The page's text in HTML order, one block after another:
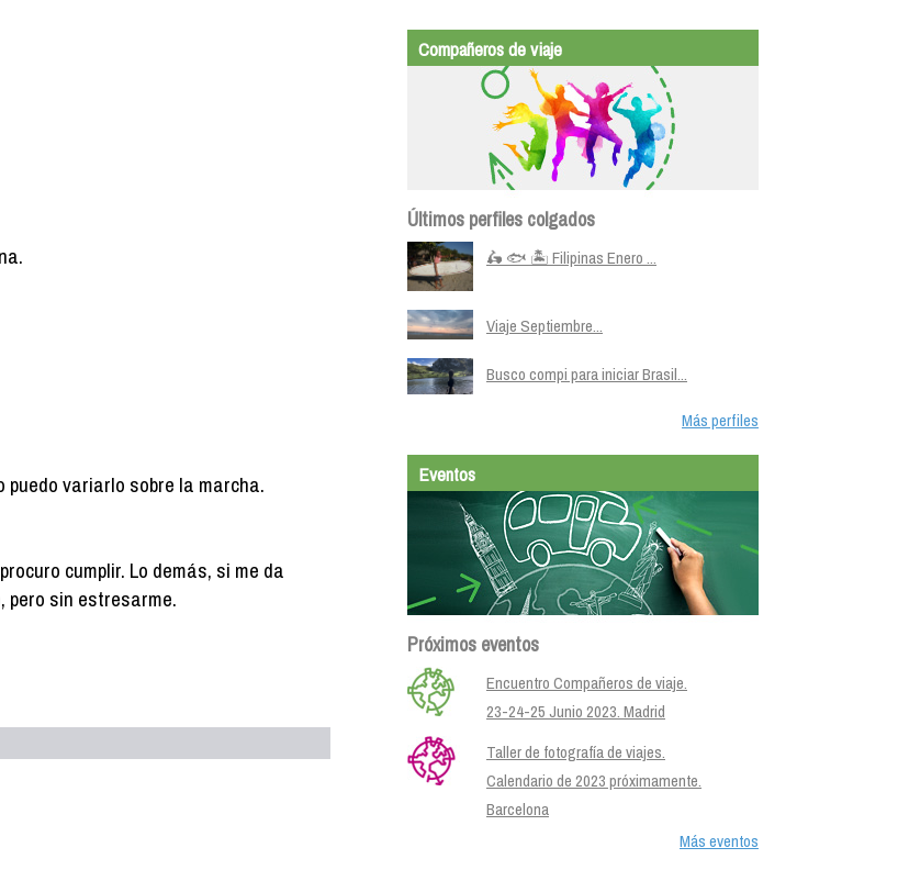
variarlo sobre la marcha.
cumplir. Lo demás, si me da
pero sin estresarme.
Compañeros de viaje
Últimos perfiles colgados
🛵 🐟 🏝️ Filipinas Enero ...
Viaje Septiembre...
Busco compi para iniciar Brasil...
Más perfiles
Eventos
Próximos eventos
Encuentro Compañeros de viaje.
23-24-25 Junio 2023. Madrid
Taller de fotografía de viajes.
Calendario de 2023 próximamente.
Barcelona
Más eventos